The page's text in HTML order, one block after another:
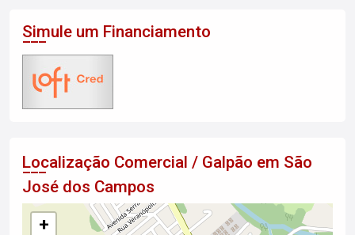
Simule um Financiamento
Localização Comercial / Galpão em São
José dos Campos
+